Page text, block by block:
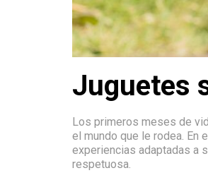
Juguetes
Los primeros meses de
el mundo que le rodea. En
experiencias adaptadas a
respetuosa.